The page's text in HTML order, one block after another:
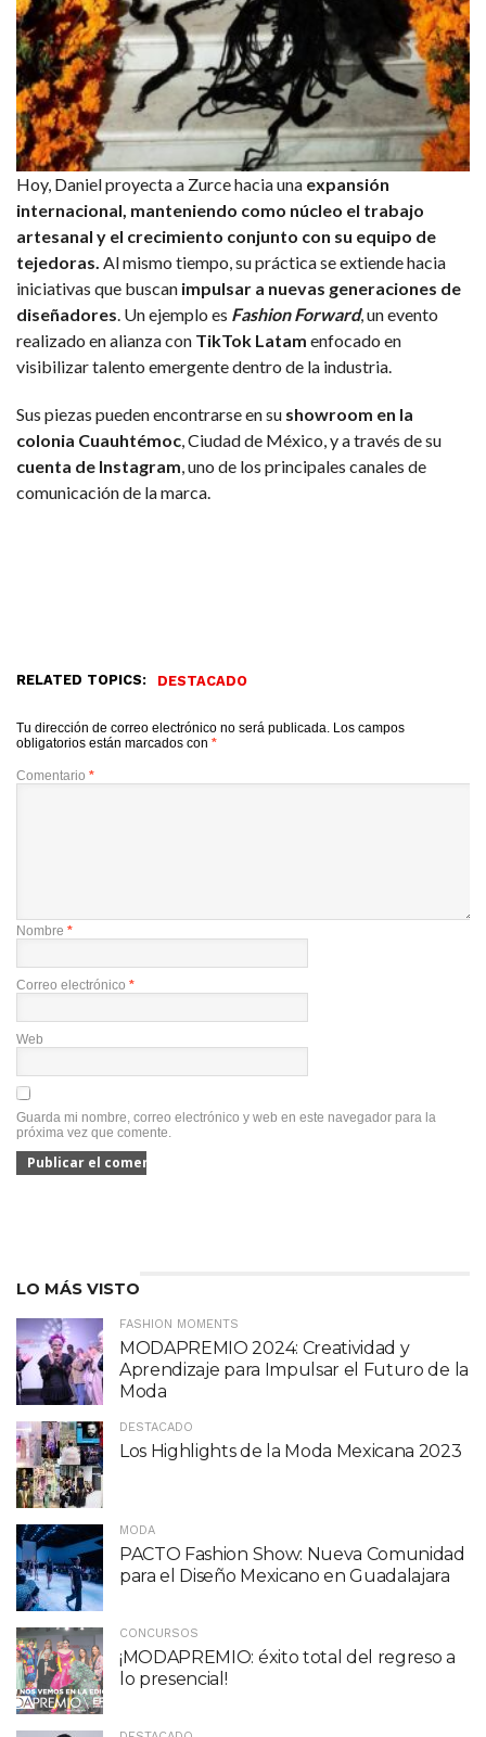
Hoy, Daniel proyecta a Zurce hacia una expansión
internacional, manteniendo como núcleo el trabajo
artesanal y el crecimiento conjunto con su equipo de
tejedoras. Al mismo tiempo, su práctica se extiende hacia
iniciativas que buscan impulsar a nuevas generaciones de
diseñadores . Un ejemplo es Fashion Forward, un evento
realizado en alianza con TikTok Latam enfocado en
visibilizar talento emergente dentro de la industria.
Sus piezas pueden encontrarse en su showroom en la
colonia Cuauhtémoc , Ciudad de México, y a través de su
cuenta de Instagram , uno de los principales canales de
comunicación de la marca.
RELATED TOPICS: DESTACADO
Tu dirección de correo electrónico no será publicada. Los campos
obligatorios están marcados con *
Comentario *
Nombre *
Correo electrónico *
Web
Guarda mi nombre, correo electrónico y web en este navegador para la
próxima vez que comente.
LO MÁS VISTO
FASHION MOMENTS
MODAPREMIO 2024: Creatividad y
Aprendizaje para Impulsar el Futuro de la
Moda
DESTACADO
Los Highlights de la Moda Mexicana 2023
MODA
PACTO Fashion Show: Nueva Comunidad
para el Diseño Mexicano en Guadalajara
CONCURSOS
¡MODAPREMIO: éxito total del regreso a
lo presencial!